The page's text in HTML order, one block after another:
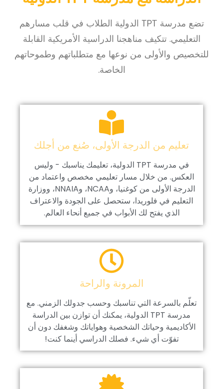
تضع مدرسة TPT الدولية الطلاب في قلب مسارهم
التعليمي. تتكيف مناهجنا الدراسية الأمريكية القابلة
للتخصيص والأولى من نوعها مع متطلباتهم وطموحاتهم
الخاصة.
تعليم من الدرجة الأولى، صُنع من أجلك
في مدرسة TPT الدولية، تعليمك يناسبك - وليس
العكس. من خلال مسار تعليمي مخصص واعتماد من
الدرجة الأولى من كوغنيا، وNCAA، وNNAIA، ووزارة
التعليم في فلوريدا، ستحصل على الجودة والاعتراف
الذي يفتح لك الأبواب في جميع أنحاء العالم.
المرونة والراحة
تعلّم بالسرعة التي تناسبك وحسب جدولك الزمني. مع
مدرسة TPT الدولية، يمكنك أن توازن بين الدراسة
الأكاديمية وحياتك الشخصية وهواياتك وشغفك دون أن
تفوّت أي شيء. فصلك الدراسي أينما كنت!